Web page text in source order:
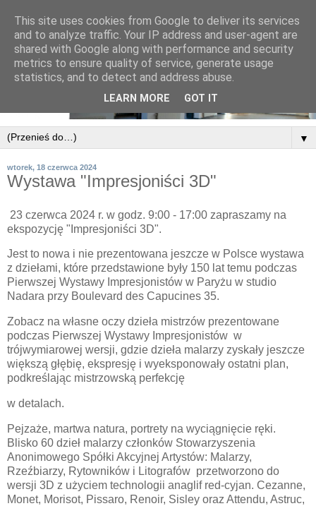
▼
wtorek, 18 czerwca 2024
Wystawa "Impresjoniści 3D"
23 czerwca 2024 r. w godz. 9:00 - 17:00 zapraszamy na
ekspozycję "Impresjoniści 3D".
Jest to nowa i nie prezentowana jeszcze w Polsce wystawa
z dziełami, które przedstawione były 150 lat temu podczas
Pierwszej Wystawy Impresjonistów w Paryżu w studio
Nadara przy Boulevard des Capucines 35.
Zobacz na własne oczy dzieła mistrzów prezentowane
podczas Pierwszej Wystawy Impresjonistów w
trójwymiarowej wersji, gdzie dzieła malarzy zyskały jeszcze
większą głębię, ekspresję i wyeksponowały ostatni plan,
podkreślając mistrzowską perfekcję
w detalach.
Pejzaże, martwa natura, portrety na wyciągnięcie ręki.
Blisko 60 dzieł malarzy członków Stowarzyszenia
Anonimowego Spółki Akcyjnej Artystów: Malarzy,
Rzeźbiarzy, Rytowników i Litografów przetworzono do
wersji 3D z użyciem technologii anaglif red-cyjan. Cezanne,
Monet, Morisot, Pissaro, Renoir, Sisley oraz Attendu, Astruc,
This site uses cookies from Google to deliver its services
and to analyze traffic. Your IP address and user-agent are
shared with Google along with performance and security
metrics to ensure quality of service, generate usage
statistics, and to detect and address abuse.
LEARN MORE GOT IT